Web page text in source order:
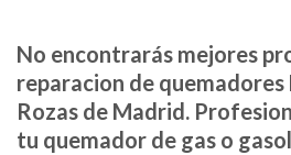
No encontrarás mejores
reparacion de quemadores
Rozas de Madrid.
tu quemador de gas o